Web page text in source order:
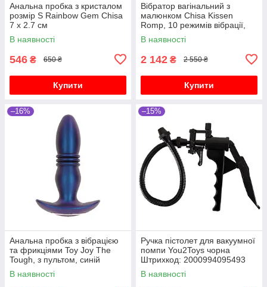
Анальна пробка з кристалом
розмір S Rainbow Gem Chisa
7 х 2.7 см
В наявності
546 ₴ 650 ₴
Купити
Вібратор вагінальний з
малюнком Chisa Kissen
Romp, 10 режимів вібрації,
чорний
В наявності
2 142 ₴ 2 550 ₴
Купити
–16%
Анальна пробка з вібрацією
та фрикціями Toy Joy The
Tough, з пультом, синій
В наявності
–15%
Ручка пістолет для вакуумної
помпи You2Toys чорна
Штрихкод: 2000994095493
В наявності